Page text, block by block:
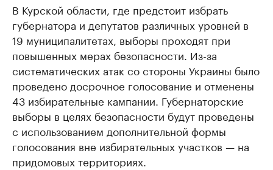
В Курской области, где предстоит избрать
губернатора и депутатов различных уровней в
19 муниципалитетах, выборы проходят при
повышенных мерах безопасности. Из-за
систематических атак со стороны Украины было
проведено досрочное голосование и отменены
43 избирательные кампании. Губернаторские
выборы в целях безопасности будут проведены
с использованием дополнительной формы
голосования вне избирательных участков — на
придомовых территориях.